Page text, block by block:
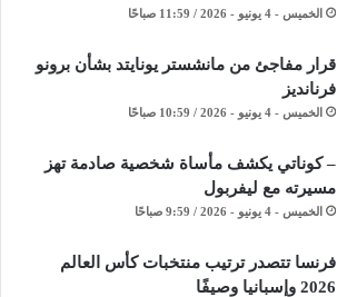
الخميس - 4 يونيو - 2026 / 11:59 صباحًا
قرار مفاجئ من مانشستر يونايتد بشأن برونو
فرنانديز
الخميس - 4 يونيو - 2026 / 10:59 صباحًا
– كوناتي يكشف مأساة شخصية صادمة تهز
مسيرته مع ليفربول
الخميس - 4 يونيو - 2026 / 9:59 صباحًا
فرنسا تتصدر ترتيب منتخبات كأس العالم
2026 وإسبانيا وصيفًا